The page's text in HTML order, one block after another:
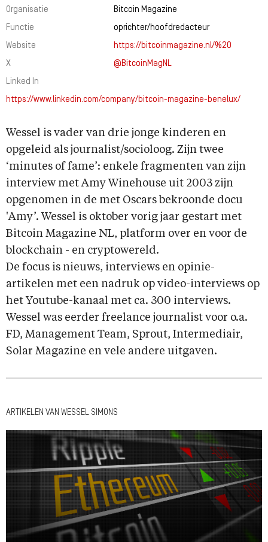
Organisatie
Bitcoin Magazine
Functie
oprichter/hoofdredacteur
Website
https://bitcoinmagazine.nl/%20
X
@BitcoinMagNL
Linked In
https://www.linkedin.com/company/bitcoin-magazine-benelux/
Wessel is vader van drie jonge kinderen en
opgeleid als journalist/socioloog. Zijn twee
‘minutes of fame’: enkele fragmenten van zijn
interview met Amy Winehouse uit 2003 zijn
opgenomen in de met Oscars bekroonde docu
'Amy’. Wessel is oktober vorig jaar gestart met
Bitcoin Magazine NL, platform over en voor de
blockchain - en cryptowereld.
De focus is nieuws, interviews en opinie-
artikelen met een nadruk op video-interviews op
het Youtube-kanaal met ca. 300 interviews.
Wessel was eerder freelance journalist voor o.a.
FD, Management Team, Sprout, Intermediair,
Solar Magazine en vele andere uitgaven.
ARTIKELEN VAN WESSEL SIMONS